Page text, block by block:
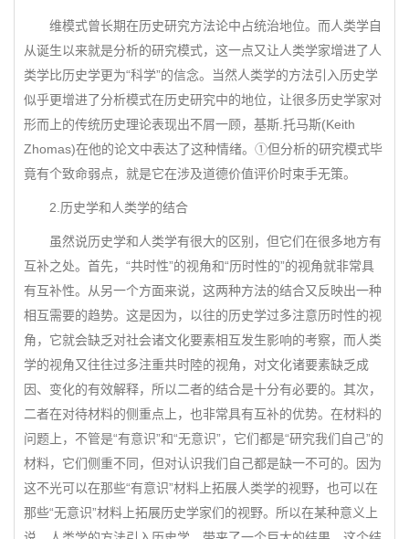
维模式曾长期在历史研究方法论中占统治地位。而人类学自
从诞生以来就是分析的研究模式，这一点又让人类学家增进了人
类学比历史学更为“科学”的信念。当然人类学的方法引入历史学
似乎更增进了分析模式在历史研究中的地位，让很多历史学家对
形而上的传统历史理论表现出不屑一顾，基斯.托马斯(Keith
Zhomas)在他的论文中表达了这种情绪。①但分析的研究模式毕
竟有个致命弱点，就是它在涉及道德价值评价时束手无策。
2.历史学和人类学的结合
虽然说历史学和人类学有很大的区别，但它们在很多地方有
互补之处。首先，“共时性”的视角和“历时性的”的视角就非常具
有互补性。从另一个方面来说，这两种方法的结合又反映出一种
相互需要的趋势。这是因为，以往的历史学过多注意历时性的视
角，它就会缺乏对社会诸文化要素相互发生影响的考察，而人类
学的视角又往往过多注重共时陸的视角，对文化诸要素缺乏成
因、变化的有效解释，所以二者的结合是十分有必要的。其次，
二者在对待材料的侧重点上，也非常具有互补的优势。在材料的
问题上，不管是“有意识”和“无意识”，它们都是“研究我们自己”的
材料，它们侧重不同，但对认识我们自己都是缺一不可的。因为
这不光可以在那些“有意识”材料上拓展人类学的视野，也可以在
那些“无意识”材料上拓展历史学家们的视野。所以在某种意义上